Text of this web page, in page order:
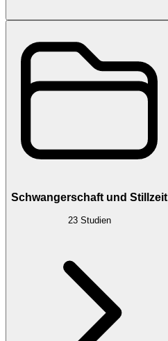
Schwangerschaft und Stillzeit
23 Studien